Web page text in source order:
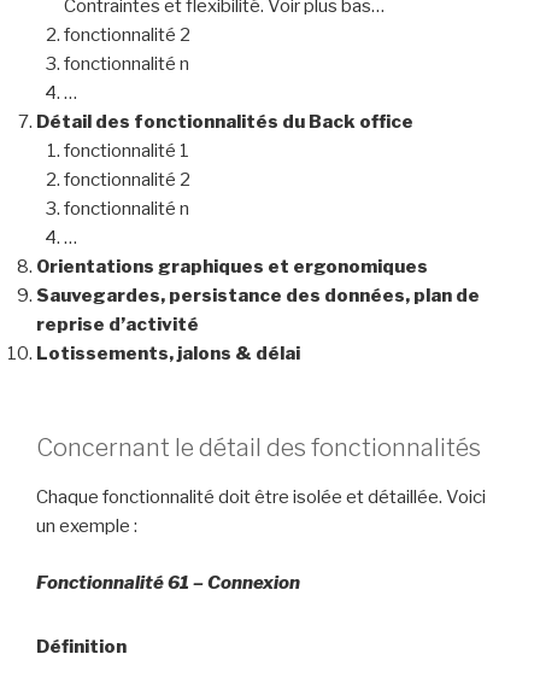
Contraintes et flexibilité. Voir plus bas…
fonctionnalité 2
fonctionnalité n
…
Détail des fonctionnalités du Back office
fonctionnalité 1
fonctionnalité 2
fonctionnalité n
…
Orientations graphiques et ergonomiques
Sauvegardes, persistance des données, plan de
reprise d’activité
Lotissements, jalons & délai
Concernant le détail des fonctionnalités
Chaque fonctionnalité doit être isolée et détaillée. Voici
un exemple :
Fonctionnalité 61 – Connexion
Définition